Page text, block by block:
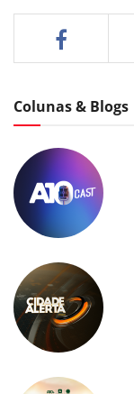
Colunas & Blogs